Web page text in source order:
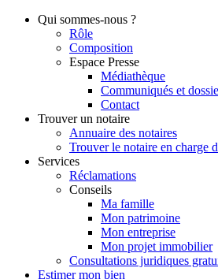
Qui sommes-nous ?
Rôle
Composition
Espace Presse
Médiathèque
Communiqués et
Contact
Trouver un notaire
Annuaire des notaires
Trouver le notaire en charge
Services
Réclamations
Conseils
Ma famille
Mon patrimoine
Mon entreprise
Mon projet immobilier
Consultations juridiques
Estimer mon bien